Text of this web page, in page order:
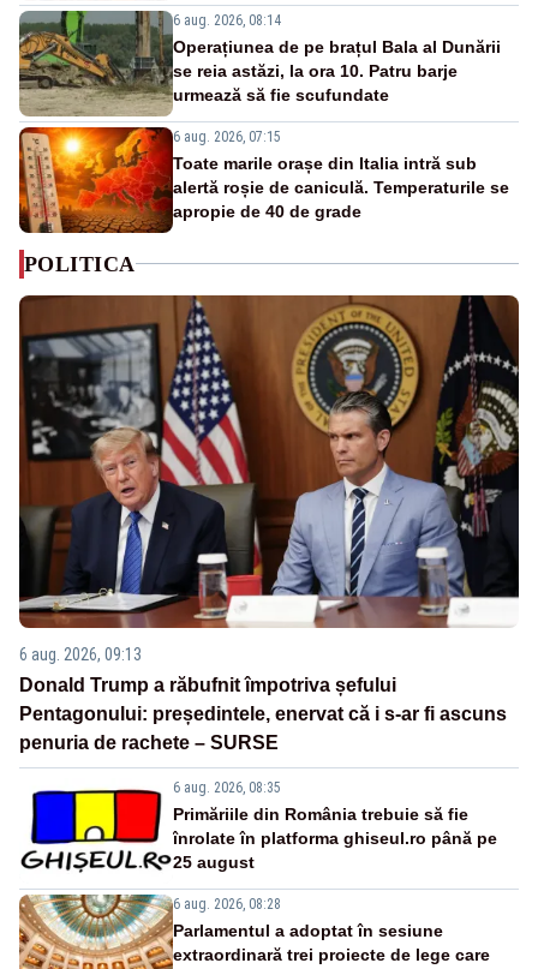
6 aug. 2026, 08:14
Operațiunea de pe brațul Bala al Dunării
se reia astăzi, la ora 10. Patru barje
urmează să fie scufundate
6 aug. 2026, 07:15
Toate marile orașe din Italia intră sub
alertă roșie de caniculă. Temperaturile se
apropie de 40 de grade
POLITICA
6 aug. 2026, 09:13
Donald Trump a răbufnit împotriva șefului
Pentagonului: președintele, enervat că i s-ar fi ascuns
penuria de rachete – SURSE
6 aug. 2026, 08:35
Primăriile din România trebuie să fie
înrolate în platforma ghiseul.ro până pe
25 august
6 aug. 2026, 08:28
Parlamentul a adoptat în sesiune
extraordinară trei proiecte de lege care